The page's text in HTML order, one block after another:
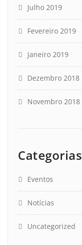
Julho 2019
Fevereiro 2019
Janeiro 2019
Dezembro 2018
Novembro 2018
Categorias
Eventos
Notícias
Uncategorized